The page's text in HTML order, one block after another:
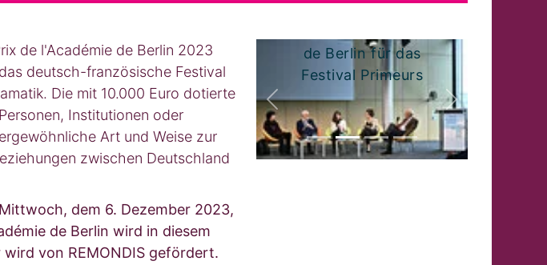
de l'Académie de Berlin 2023
deutsch-französische Festival
Die mit 10.000 Euro dotierte
Institutionen oder
Art und Weise zur
zwischen Deutschland
dem 6. Dezember 2023,
de Berlin wird in diesem
von REMONDIS gefördert.
de Berlin für das
Festival Primeurs
zurück weiter